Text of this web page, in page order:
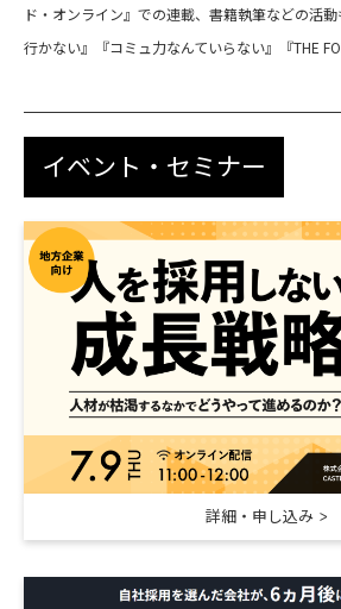
ド・オンライン』での連載、書籍執筆などの活
行かない』『コミュ力なんていらない』『THE
イベント・セミナー
詳細・申し込み